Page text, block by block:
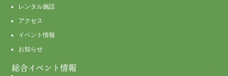
レンタル施設
アクセス
イベント情報
お知らせ
総合イベント情報